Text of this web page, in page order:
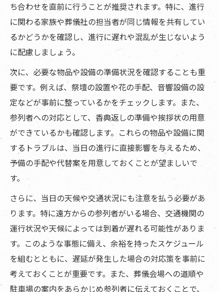
ち合わせを直前に行うことが推奨されます。特に、進行
に関わる家族や葬儀社の担当者が同じ情報を共有してい
るかどうかを確認し、進行に遅れや混乱が生じないよう
に配慮しましょう。
次に、必要な物品や設備の準備状況を確認することも重
要です。例えば、祭壇の設置や花の手配、音響設備の設
定などが事前に整っているかをチェックします。また、
参列者への対応として、香典返しの準備や挨拶状の用意
ができているかも確認します。これらの物品や設備に関
するトラブルは、当日の進行に直接影響を与えるため、
予備の手配や代替案を用意しておくことが望ましいで
す。
さらに、当日の天候や交通状況にも注意を払う必要があ
ります。特に遠方からの参列者がいる場合、交通機関の
運行状況や天候によっては到着が遅れる可能性がありま
す。このような事態に備え、余裕を持ったスケジュール
を組むとともに、遅延が発生した場合の対応策を事前に
考えておくことが重要です。また、葬儀会場への道順や
駐車場の案内をあらかじめ参列者に伝えておくことで、